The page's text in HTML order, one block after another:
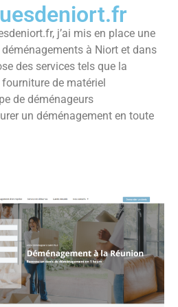
j’ai mis en place une
à Niort et dans
des services tels que la
de matériel
de déménageurs
un déménagement en toute